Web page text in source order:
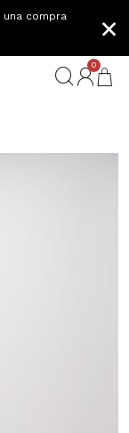
una compra
×
0